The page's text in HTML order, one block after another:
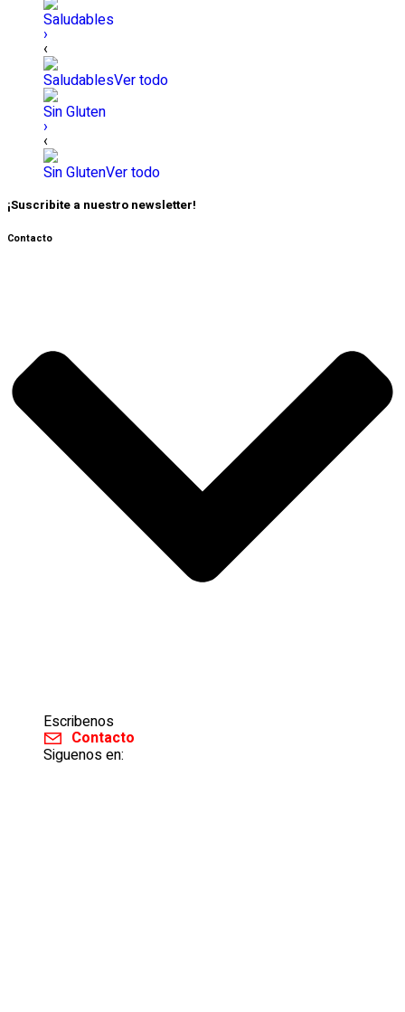
Saludables
›
‹
SaludablesVer todo
Sin Gluten
›
‹
Sin GlutenVer todo
¡Suscribite a nuestro newsletter!
Contacto
Escribenos
Contacto
Siguenos en: